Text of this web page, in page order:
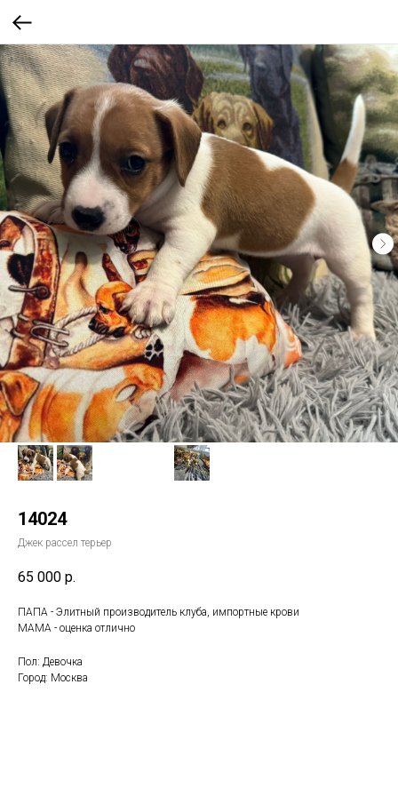
14024
Джек рассел терьер
65 000 р.
ПАПА - Элитный производитель клуба, импортные крови
МАМА - оценка отлично
Пол: Девочка
Город: Москва